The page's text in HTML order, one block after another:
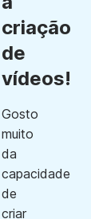
criação
de
vídeos!
Gosto
muito
da
capacidade
de
criar